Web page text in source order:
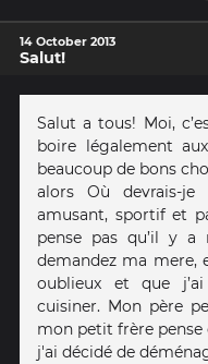
14 October 2013
Salut!
Salut a tous! Moi,
boire légalement
beaucoup de bons
alors Où devrais-je
amusant, sportif et
pense pas qu’il y
demandez ma mere,
oublieux et que j’ai
cuisiner. Mon père
mon petit frère pense
j'ai décidé de